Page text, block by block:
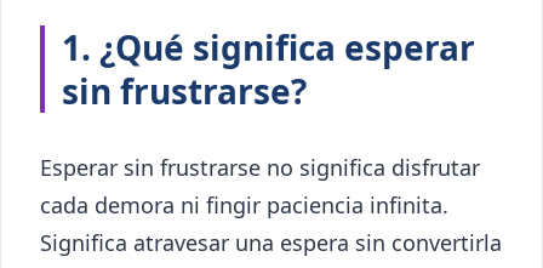
1. ¿Qué significa esperar
sin frustrarse?
Esperar sin frustrarse no significa disfrutar
cada demora ni fingir paciencia infinita.
Significa atravesar una espera sin convertirla